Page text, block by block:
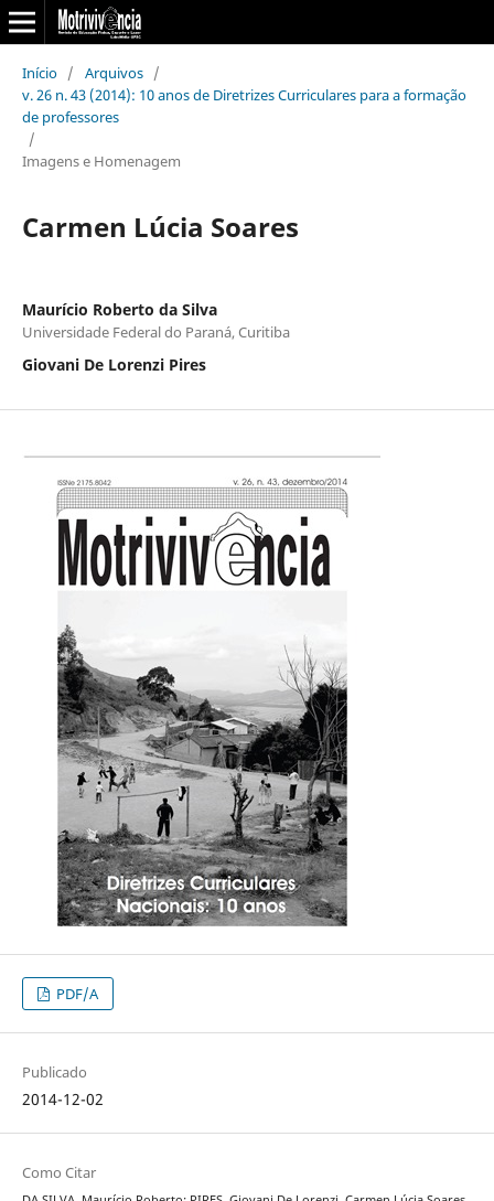
Início / Arquivos /
v. 26 n. 43 (2014): 10 anos de Diretrizes Curriculares para a formação
de professores
/
Imagens e Homenagem
Carmen Lúcia Soares
Maurício Roberto da Silva
Universidade Federal do Paraná, Curitiba
Giovani De Lorenzi Pires
PDF/A
Publicado
2014-12-02
Como Citar